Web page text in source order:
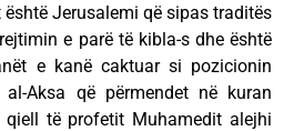
Jerusalemi që sipas traditës
e parë të kibla-s dhe është
e kanë caktuar si pozicionin
Aksa që përmendet në kuran
qiell të profetit Muhamedit alejhi